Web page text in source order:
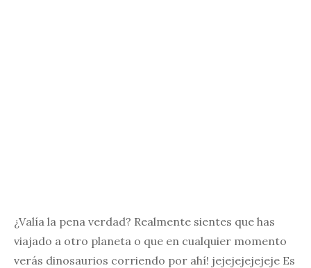
¿Valía la pena verdad? Realmente sientes que has
viajado a otro planeta o que en cualquier momento
verás dinosaurios corriendo por ahí! jejejejejejeje Es